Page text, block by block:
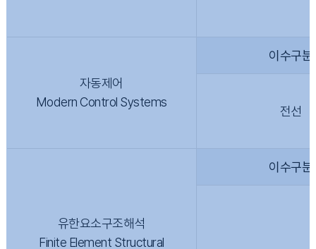
자동제어
Modern Control Systems
이수구분
전선
유한요소구조해석
Finite Element Structural
이수구분